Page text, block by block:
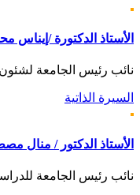
الأستاذ الدكتورة /إيناس
نائب رئيس الجامعة لشئون
السيرة الذاتية
الأستاذ الدكتور / منال
نائب رئيس الجامعة